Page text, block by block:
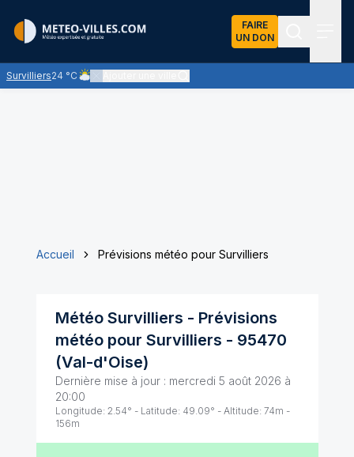
FAIRE
UN DON
Survilliers24 °C
Ciel nuageux - les éclaircies et les nuages se partagent le
Accueil Prévisions météo pour Survilliers
Météo Survilliers - Prévisions
météo pour Survilliers - 95470
(Val-d'Oise)
Dernière mise à jour : mercredi 5 août 2026 à
20:00
Longitude: 2.54° - Latitude: 49.09° - Altitude: 74m -
156m